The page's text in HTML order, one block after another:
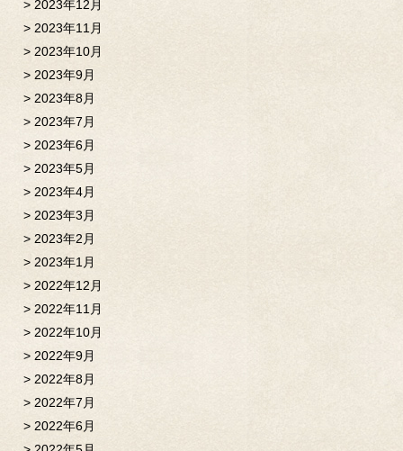
2023年12月
2023年11月
2023年10月
2023年9月
2023年8月
2023年7月
2023年6月
2023年5月
2023年4月
2023年3月
2023年2月
2023年1月
2022年12月
2022年11月
2022年10月
2022年9月
2022年8月
2022年7月
2022年6月